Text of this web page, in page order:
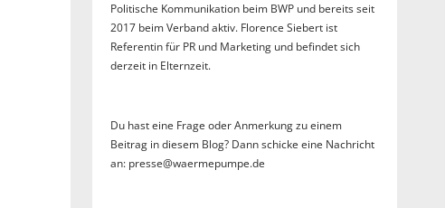
Politische Kommunikation beim BWP und bereits seit
2017 beim Verband aktiv. Florence Siebert ist
Referentin für PR und Marketing und befindet sich
derzeit in Elternzeit.
Du hast eine Frage oder Anmerkung zu einem
Beitrag in diesem Blog? Dann schicke eine Nachricht
an: presse@waermepumpe.de